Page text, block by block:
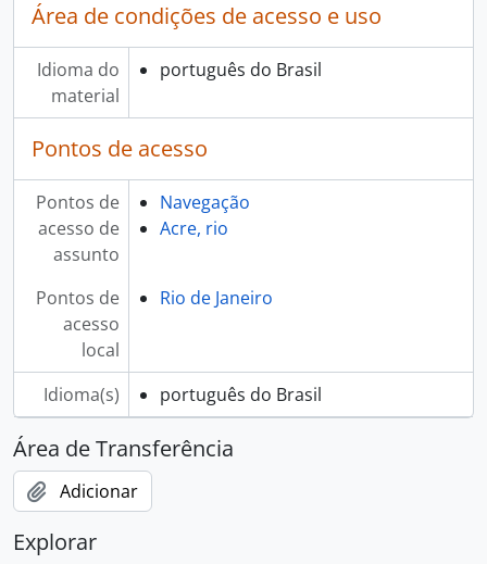
Área de condições de acesso e uso
Idioma do
material
português do Brasil
Pontos de acesso
Pontos de
acesso de
assunto
Navegação
Acre, rio
Pontos de
acesso
local
Rio de Janeiro
Idioma(s) português do Brasil
Área de Transferência
Adicionar
Explorar